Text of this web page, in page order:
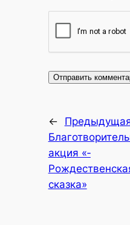
←
ак­ция «­­
ска­зка»